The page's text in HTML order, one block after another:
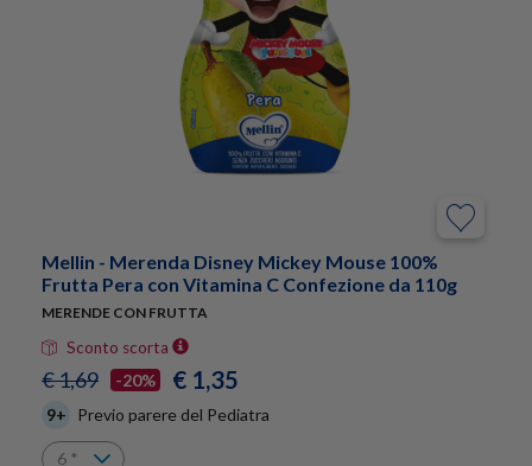
Mellin - Merenda Disney Mickey Mouse 100%
Frutta Pera con Vitamina C Confezione da 110g
MERENDE CON FRUTTA
Sconto scorta
€ 1,69 -20% € 1,35
9+ Previo parere del Pediatra